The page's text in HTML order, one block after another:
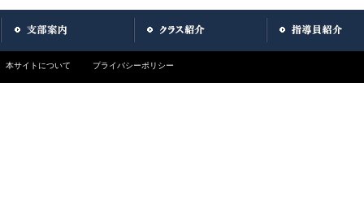
本サイトについて プライバシーポリシー